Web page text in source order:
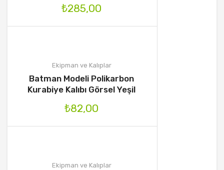
₺285,00
Ekipman ve Kalıplar
Batman Modeli Polikarbon
Kurabiye Kalıbı Görsel Yeşil
₺82,00
Ekipman ve Kalıplar